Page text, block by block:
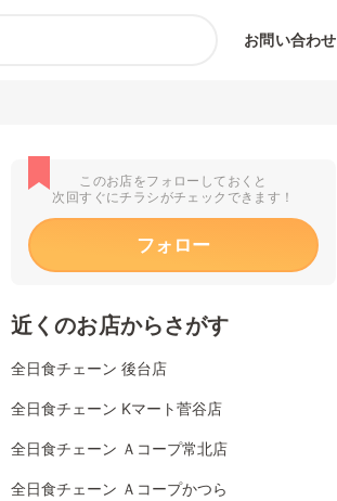
お問い合わせ
このお店をフォローしておくと
次回すぐにチラシがチェックできます！
フォロー
近くのお店からさがす
全日食チェーン 後台店
全日食チェーン Kマート菅谷店
全日食チェーン Ａコープ常北店
全日食チェーン Ａコープかつら